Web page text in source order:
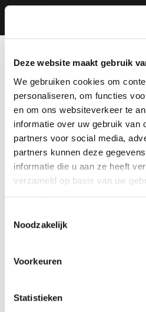
Deze website maakt gebruik
We gebruiken cookies om
personaliseren, om functies
en om ons websiteverkeer te
informatie over uw gebruik van
partners voor social media,
partners kunnen deze
informatie die u aan ze heeft
verzameld op basis van uw
Noodzakelijk
Voorkeuren
Statistieken